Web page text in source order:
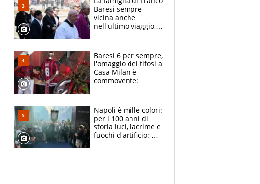
Baresi sempre
vicina anche
nell'ultimo viaggio,
circondati
dall'affetto dei tifosi
Baresi 6 per sempre,
l'omaggio dei tifosi a
Casa Milan è
commovente:
bigliettini
Napoli è mille colori:
per i 100 anni di
storia luci, lacrime e
fuochi d'artificio: De